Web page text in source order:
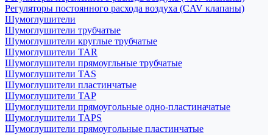
Регуляторы постоянного расхода воздуха (CAV клапаны)
Шумоглушители
Шумоглушители трубчатые
Шумоглушители круглые трубчатые
Шумоглушители TAR
Шумоглушители прямоугльные трубчатые
Шумоглушители TAS
Шумоглушители пластинчатые
Шумоглушители TAP
Шумоглушители прямоугольные одно-пластиначатые
Шумоглушители TAPS
Шумоглушители прямоугольные пластинчатые